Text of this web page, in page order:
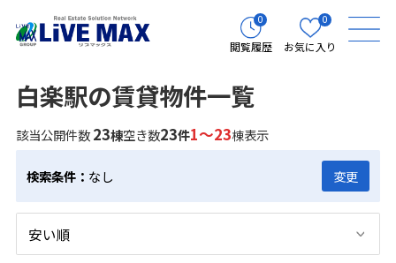
0
閲覧履歴
0
お気に入り
白楽駅の賃貸物件一覧
該当公開件数23棟空き数23件1～23棟表示
検索条件： なし 変更